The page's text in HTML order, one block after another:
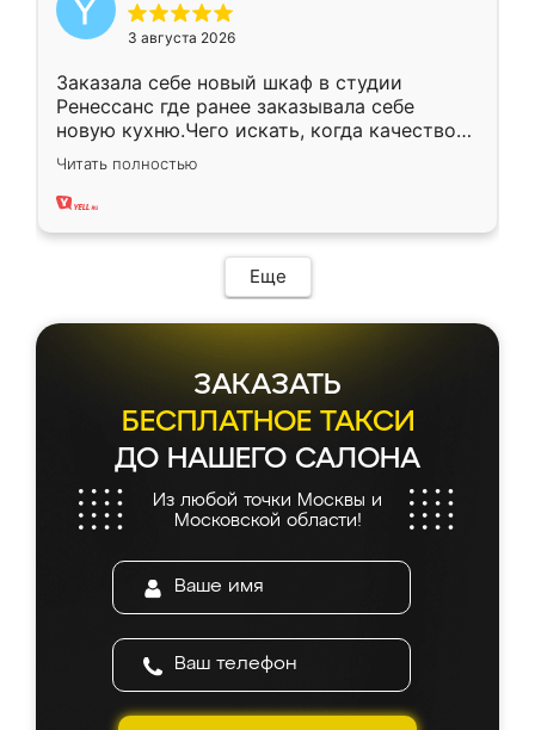
3 августа 2026
Заказала себе новый шкаф в студии
Ренессанс где ранее заказывала себе
новую кухню.Чего искать, когда качеством
вполне довольна. Служит кухня уже почти
два года, нареканий нет.
Читать полностью
Еще
ЗАКАЗАТЬ
БЕСПЛАТНОЕ ТАКСИ
ДО НАШЕГО САЛОНА
Из любой точки Москвы и
Московской области!